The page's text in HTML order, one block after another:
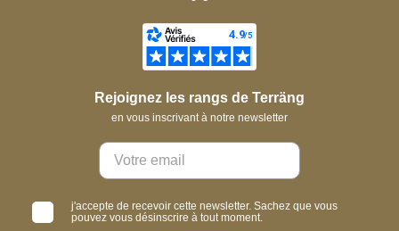
Rejoignez les rangs de Terräng
en vous inscrivant à notre newsletter
j'accepte de recevoir cette newsletter. Sachez que vous
pouvez vous désinscrire à tout moment.